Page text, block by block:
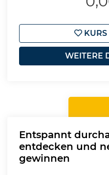
KURS
WEITERE
Entspannt
entdecken und
gewinnen